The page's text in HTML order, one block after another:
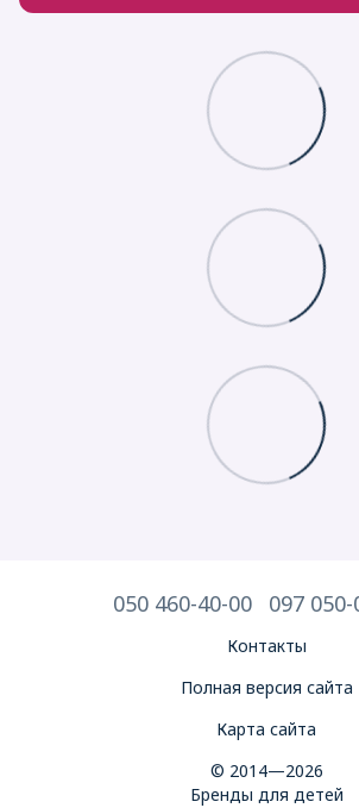
050 460-40-00 097 050-
Контакты
Полная версия сайта
Карта сайта
© 2014—2026
Бренды для детей